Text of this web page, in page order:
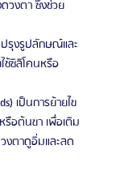
วงตา ซึ่งช่วย
ปรุงรูปลักษณ์และ
ช้ซิลิโคนหรือ
เป็นการย้ายไข
อต้นขา เพื่อเติม
งตาดูอิ่มและลด